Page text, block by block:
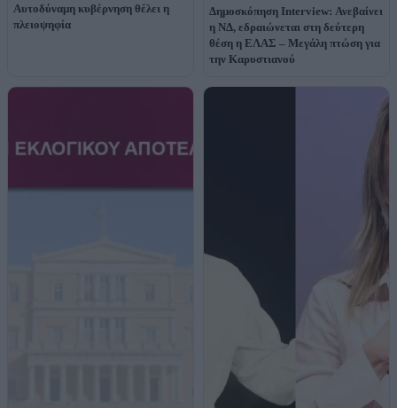
Αυτοδύναμη κυβέρνηση θέλει η
πλειοψηφία
Δημοσκόπηση Interview: Ανεβαίνει
η ΝΔ, εδραιώνεται στη δεύτερη
θέση η ΕΛΑΣ – Μεγάλη πτώση για
την Καρυστιανού